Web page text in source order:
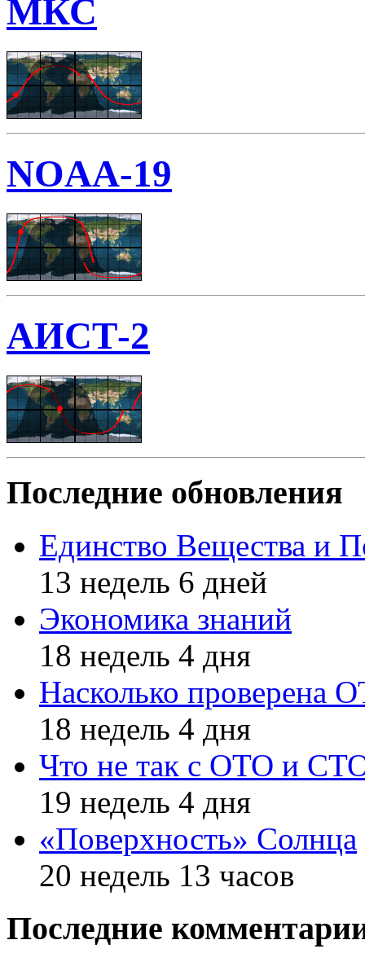
МКС
NOAA-19
АИСТ-2
Последние обновления
Единство Вещества и
13 недель 6 дней
Экономика знаний
18 недель 4 дня
Насколько проверена
18 недель 4 дня
Что не так с ОТО и
19 недель 4 дня
«Поверхность» Солнца
20 недель 13 часов
Последние